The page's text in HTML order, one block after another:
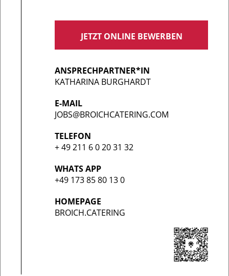
JETZT ONLINE BEWERBEN
ANSPRECHPARTNER*IN
KATHARINA BURGHARDT
E-MAIL
JOBS@BROICHCATERING.COM
TELEFON
+ 49 211 6 0 20 31 32
WHATS APP
+49 173 85 80 13 0
HOMEPAGE
BROICH.CATERING